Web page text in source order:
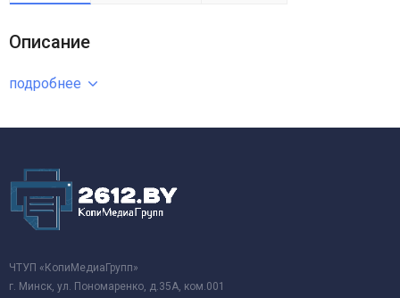
Описание
подробнее
ЧТУП «КопиМедиаГрупп»
г. Минск, ул. Пономаренко, д.35А, ком.001